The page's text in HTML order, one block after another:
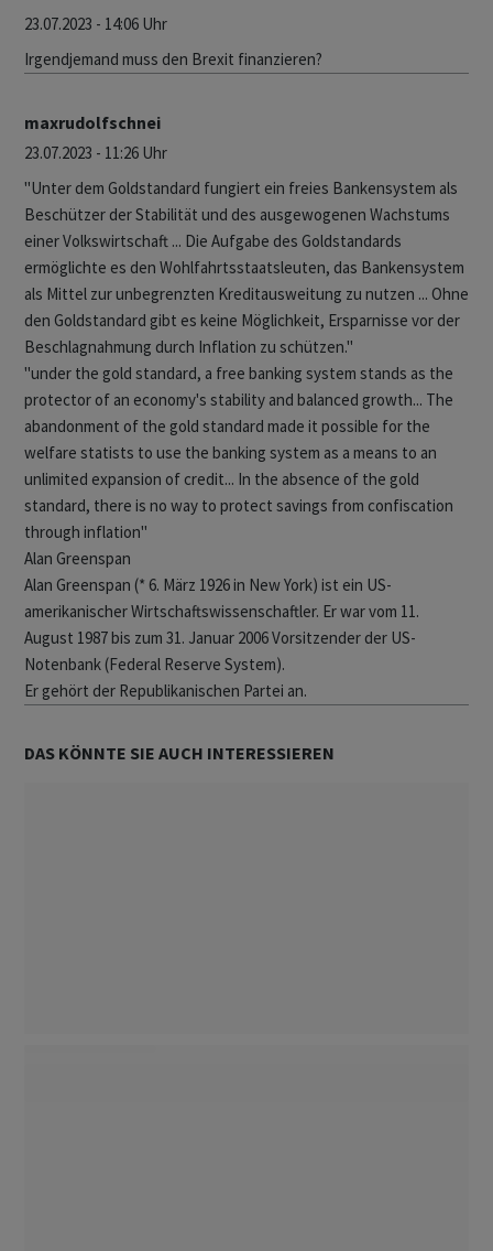
23.07.2023 - 14:06 Uhr
Irgendjemand muss den Brexit finanzieren?
maxrudolfschnei
23.07.2023 - 11:26 Uhr
"Unter dem Goldstandard fungiert ein freies Bankensystem als
Beschützer der Stabilität und des ausgewogenen Wachstums
einer Volkswirtschaft ... Die Aufgabe des Goldstandards
ermöglichte es den Wohlfahrtsstaatsleuten, das Bankensystem
als Mittel zur unbegrenzten Kreditausweitung zu nutzen ... Ohne
den Goldstandard gibt es keine Möglichkeit, Ersparnisse vor der
Beschlagnahmung durch Inflation zu schützen."
"under the gold standard, a free banking system stands as the
protector of an economy's stability and balanced growth... The
abandonment of the gold standard made it possible for the
welfare statists to use the banking system as a means to an
unlimited expansion of credit... In the absence of the gold
standard, there is no way to protect savings from confiscation
through inflation"
Alan Greenspan
Alan Greenspan (* 6. März 1926 in New York) ist ein US-
amerikanischer Wirtschaftswissenschaftler. Er war vom 11.
August 1987 bis zum 31. Januar 2006 Vorsitzender der US-
Notenbank (Federal Reserve System).
Er gehört der Republikanischen Partei an.
DAS KÖNNTE SIE AUCH INTERESSIEREN